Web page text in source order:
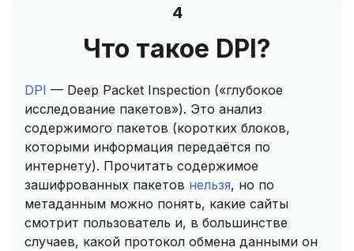
4
Что такое DPI?
DPI — Deep Packet Inspection («глубокое
исследование пакетов»). Это анализ
содержимого пакетов (коротких блоков,
которыми информация передаётся по
интернету). Прочитать содержимое
зашифрованных пакетов нельзя, но по
метаданным можно понять, какие сайты
смотрит пользователь и, в большинстве
случаев, какой протокол обмена данными он